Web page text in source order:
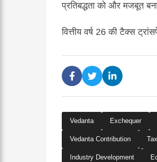
प्रतिबद्धता को और मजबूत
वित्तीय वर्ष 26की टैक्स
Vedanta Exchequer
Vedanta Contribution
Industry Development